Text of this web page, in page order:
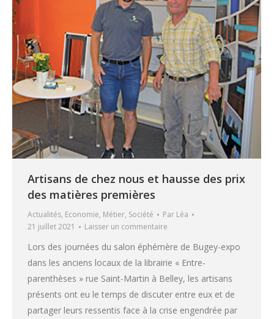
Artisans de chez nous et hausse des prix
des matières premières
Actualités, Economie, Métier, Société Par Léa
21 juillet 2021
Laisser un commentaire
Lors des journées du salon éphémère de Bugey-expo
dans les anciens locaux de la librairie « Entre-
parenthèses » rue Saint-Martin à Belley, les artisans
présents ont eu le temps de discuter entre eux et de
partager leurs ressentis face à la crise engendrée par